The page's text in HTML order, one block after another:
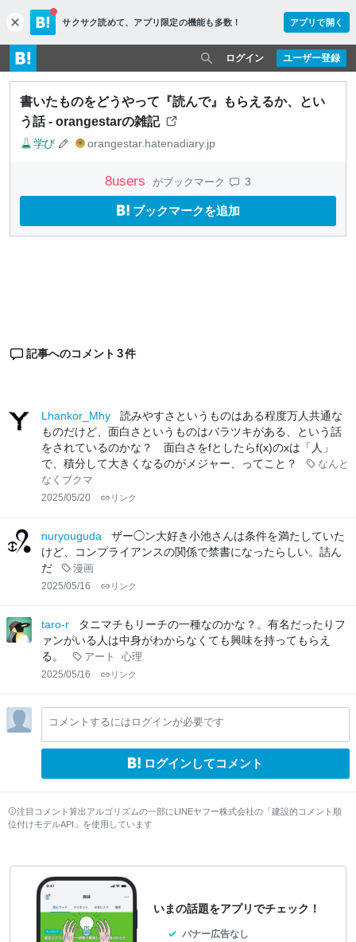
c
l
o
s
e
サクサク読めて、 アプリ限定の機能も多数！ アプリで開く
ユーザー登録
ログイン
書いたものをどうやって『読んで』もらえるか、とい
う話 - orangestarの雑記
学び orangestar.hatenadiary.jp
8users がブックマーク 3
ブックマークを追加
記事へのコメント 3件
Lhankor_Mhy
読みやすさというものはある程度万人共通な
ものだけど、面白さというものはバラツキがある、という話
をされているのかな？ 面白さをfとしたらf(x)のxは「人」
で、積分して大きくなるのがメジャー、ってこと？
なんと
なくブクマ
2025/05/20 リンク
nuryouguda
ザー◯ン大好き小池さんは条件を満たしていた
けど、コンプライアンスの関係で禁書になったらしい。詰ん
だ
漫画
2025/05/16 リンク
taro-r
タニマチもリーチの一種なのかな？。有名だったりフ
ァンがいる人は中身がわからなくても興味を持ってもらえ
る。
アート 心理
2025/05/16 リンク
コメントするにはログインが必要です
ログインしてコメント
注目コメント算出アルゴリズムの一部にLINEヤフー株式会社の「建設的コメント順
位付けモデルAPI」を使用しています
いまの話題をアプリでチェック！
バナー広告なし